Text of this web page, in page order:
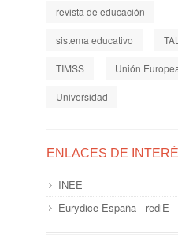
revista de educación
sistema educativo
TIMSS Unión
Universidad
ENLACES DE
INEE
Eurydice España - rediE